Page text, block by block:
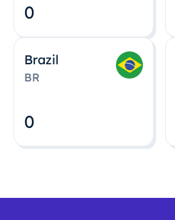
0
Brazil
BR
0